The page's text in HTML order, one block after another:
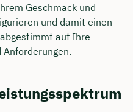
Geschmack und
und damit einen
auf Ihre